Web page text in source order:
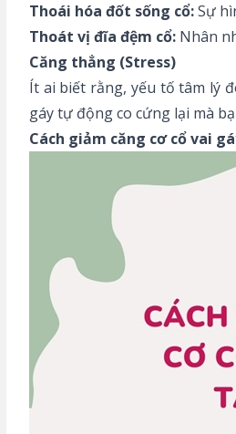
Thoái hóa đốt sống cổ:Sự
Thoát vị đĩa đệm cổ: Nhân
Căng thẳng (Stress)
Ít ai biết rằng, yếu tố tâm lý
gáy tự động co cứng lại mà
Cách giảm căng cơ cổ vai